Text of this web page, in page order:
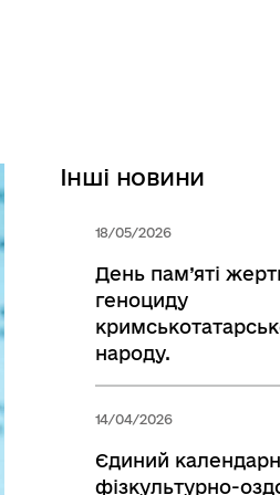
Інші новини
18/05/2026
День пам’яті
геноциду
народу.
14/04/2026
Єдиний
фізкультурно-